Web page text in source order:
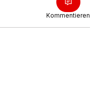
Kommentieren